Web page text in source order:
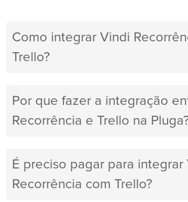
Como integrar Vindi
Trello?
Por que fazer a integração
Recorrência e Trello na
É preciso pagar para integrar
Recorrência com Trello?